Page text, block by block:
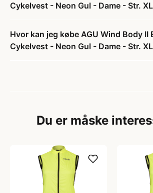
Cykelvest - Neon Gul - Dame - Str.
Hvor kan jeg købe AGU Wind Body II
Cykelvest - Neon Gul - Dame - Str.
Du er måske